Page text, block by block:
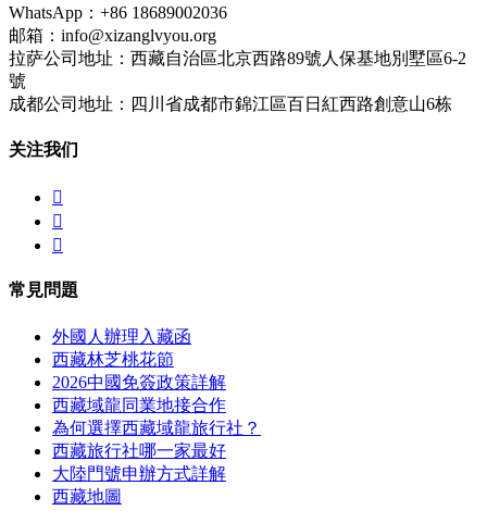
WhatsApp：+86 18689002036
邮箱：info@xizanglvyou.org
拉萨公司地址：西藏自治區北京西路89號人保基地別墅區6-2
號
成都公司地址：四川省成都市錦江區百日紅西路創意山6栋
关注我们



常見問題
外國人辦理入藏函
西藏林芝桃花節
2026中國免簽政策詳解
西藏域龍同業地接合作
為何選擇西藏域龍旅行社？
西藏旅行社哪一家最好
大陸門號申辦方式詳解
西藏地圖